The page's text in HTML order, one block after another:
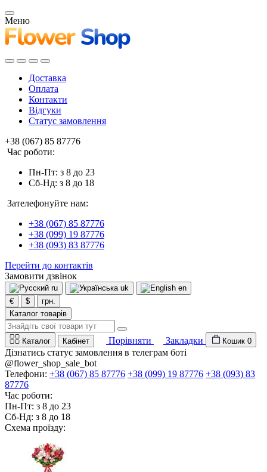
Меню
Доставка
Оплата
Контакти
Відгуки
Статус замовлення
+38 (067) 85 87776
Час роботи:
Пн-Пт: з 8 до 23
Сб-Нд: з 8 до 18
Зателефонуйте нам:
+38 (067) 85 87776
+38 (099) 19 87776
+38 (093) 83 87776
Перейти до контактів
Замовити дзвінок
ru uk
en
€
$
грн.
Каталог товарів
Каталог Кабінет Порівняти Закладки Кошик 0
Дізнатись статус замовлення в телеграм боті
@flower_shop_sale_bot
Телефони: +38 (067) 85 87776 +38 (099) 19 87776 +38 (093) 83
87776
Час роботи:
Пн-Пт: з 8 до 23
Сб-Нд: з 8 до 18
Схема проїзду: